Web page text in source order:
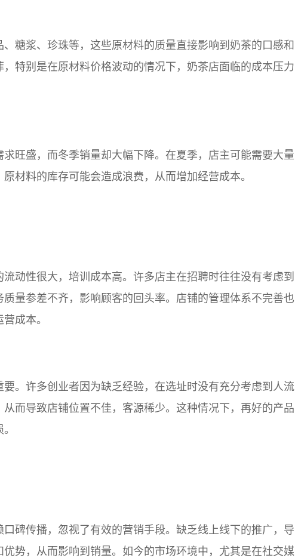
糖浆、珍珠等，这些原材料的质量直接影响到奶茶的口感和
特别是在原材料价格波动的情况下，奶茶店面临的成本压力
旺盛，而冬季销量却大幅下降。在夏季，店主可能需要大量
材料的库存可能会造成浪费，从而增加经营成本。
动性很大，培训成本高。许多店主在招聘时往往没有考虑到
量参差不齐，影响顾客的回头率。店铺的管理体系不完善也
成本。
。许多创业者因为缺乏经验，在选址时没有充分考虑到人流
而导致店铺位置不佳，客源稀少。这种情况下，再好的产品
碑传播，忽视了有效的营销手段。缺乏线上线下的推广，导
势，从而影响到销量。如今的市场环境中，尤其是在社交媒